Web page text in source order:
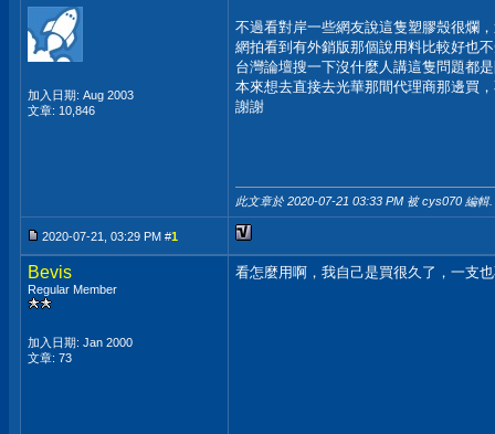
加入日期: Aug 2003
文章: 10,846
不過看對岸一些網友說這隻塑膠殼很爛
網拍看到有外銷版那個說用料比較好也
台灣論壇搜一下沒什麼人講這隻問題都
本來想去直接去光華那間代理商那邊買
謝謝
此文章於 2020-07-21 03:33 PM 被 cys070 編輯.
2020-07-21, 03:29 PM #1
Bevis
Regular Member
加入日期: Jan 2000
文章: 73
看怎麼用啊，我自己是買很久了，一支